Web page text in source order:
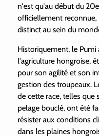
n'est qu'au début du
officiellement
distinct au sein du
Historiquement, le
l'agriculture hongroise,
pour son agilité et son
gestion des troupeaux.
de cette race, telles que
pelage bouclé, ont été
résister aux conditions
dans les plaines